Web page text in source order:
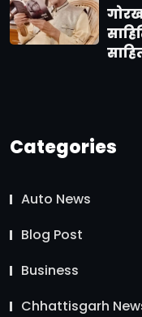
Categories
Auto News
Blog Post
Business
Chhattisgarh